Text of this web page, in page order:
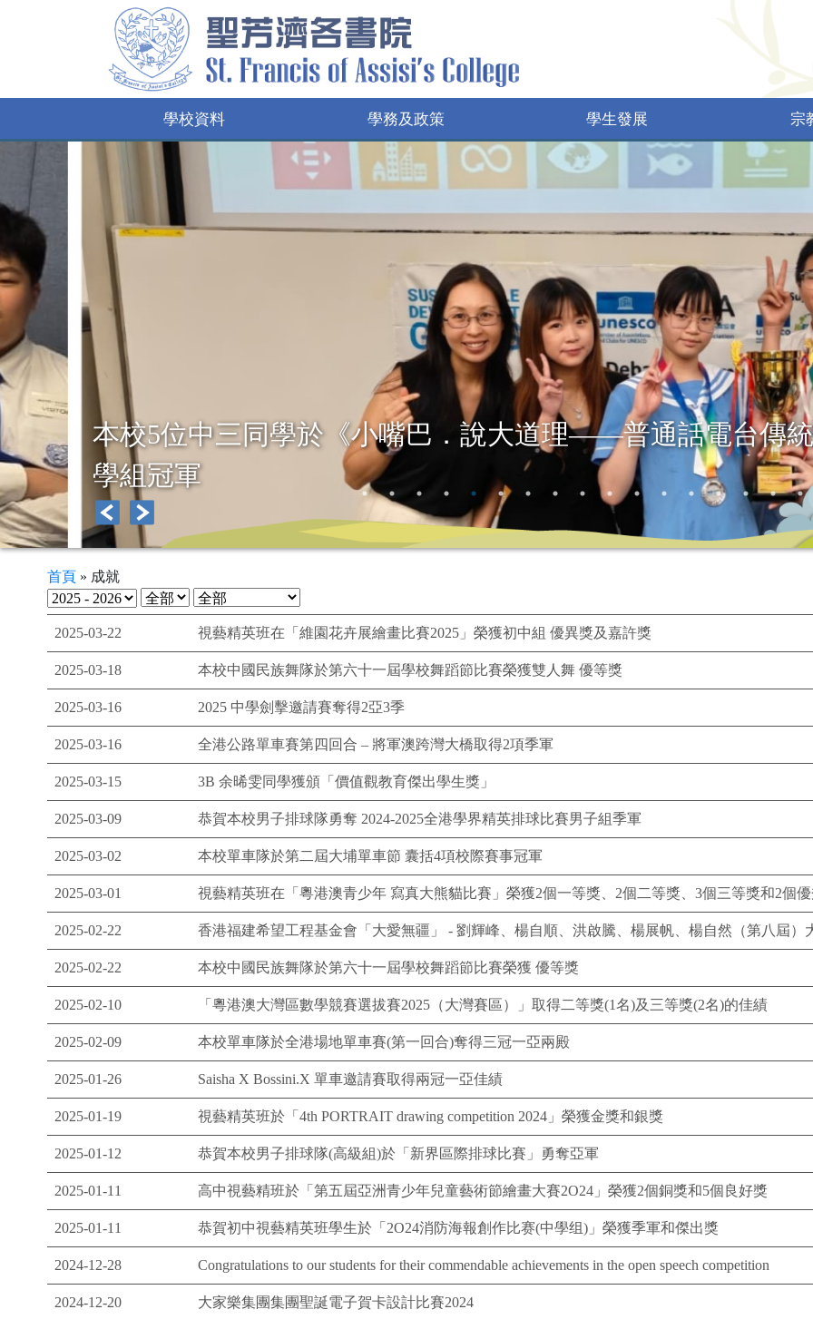
學校資料 學務及政策 學生發展 宗
SFAC English Debate Team won the First Runner-Up in
2025/26
首頁 » 成就
2025-03-22 視藝精英班在「維園花卉展繪畫比賽2025」榮獲初中組 優異獎及嘉許獎
2025-03-18 本校中國民族舞隊於第六十一屆學校舞蹈節比賽榮獲雙人舞 優等獎
2025-03-16 2025 中學劍擊邀請賽奪得2亞3季
2025-03-16 全港公路單車賽第四回合 – 將軍澳跨灣大橋取得2項季軍
2025-03-15 3B 余晞雯同學獲頒「價值觀教育傑出學生獎」
2025-03-09 恭賀本校男子排球隊勇奪 2024-2025全港學界精英排球比賽男子組季軍
2025-03-02 本校單車隊於第二屆大埔單車節 囊括4項校際賽事冠軍
2025-03-01 視藝精英班在「粵港澳青少年 寫真大熊貓比賽」榮獲2個一等獎、2個二等獎、3個三等獎和2個
2025-02-22 香港福建希望工程基金會「大愛無疆」 - 劉輝峰、楊自順、洪啟騰、楊展帆、楊自然（第八屆）
2025-02-22 本校中國民族舞隊於第六十一屆學校舞蹈節比賽榮獲 優等獎
2025-02-10 「粵港澳大灣區數學競賽選拔賽2025（大灣賽區）」取得二等獎(1名)及三等獎(2名)的佳績
2025-02-09 本校單車隊於全港場地單車賽(第一回合)奪得三冠一亞兩殿
2025-01-26 Saisha X Bossini.X 單車邀請賽取得兩冠一亞佳績
2025-01-19 視藝精英班於「4th PORTRAIT drawing competition 2024」榮獲金獎和銀獎
2025-01-12 恭賀本校男子排球隊(高級組)於「新界區際排球比賽」勇奪亞軍
2025-01-11 高中視藝精班於「第五屆亞洲青少年兒童藝術節繪畫大賽2O24」榮獲2個銅獎和5個良好獎
2025-01-11 恭賀初中視藝精英班學生於「2O24消防海報創作比赛(中學组)」榮獲季軍和傑出獎
2024-12-28 Congratulations to our students for their commendable achievements in the open speech competition
2024-12-20 大家樂集團集團聖誕電子賀卡設計比賽2024